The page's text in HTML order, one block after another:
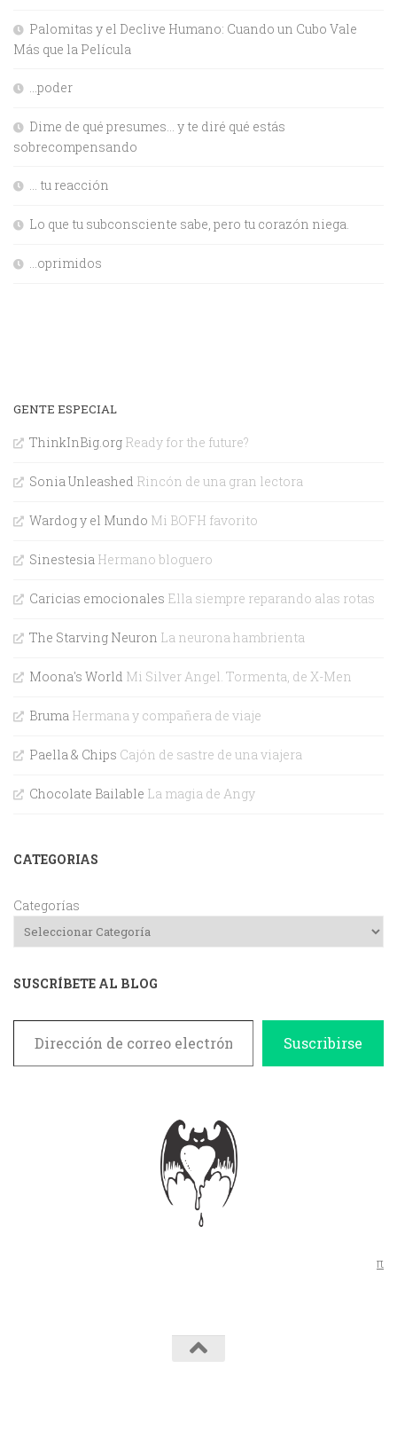
Palomitas y el Declive Humano: Cuando un Cubo Vale
Más que la Película
…poder
Dime de qué presumes… y te diré qué estás
sobrecompensando
… tu reacción
Lo que tu subconsciente sabe, pero tu corazón niega.
…oprimidos
GENTE ESPECIAL
ThinkInBig.org Ready for the future?
Sonia Unleashed Rincón de una gran lectora
Wardog y el Mundo Mi BOFH favorito
Sinestesia Hermano bloguero
Caricias emocionales Ella siempre reparando alas rotas
The Starving Neuron La neurona hambrienta
Moona's World Mi Silver Angel. Tormenta, de X-Men
Bruma Hermana y compañera de viaje
Paella & Chips Cajón de sastre de una viajera
Chocolate Bailable La magia de Angy
CATEGORIAS
Categorías
SUSCRÍBETE AL BLOG
Dirección de correo electrónico
Suscribirse
π